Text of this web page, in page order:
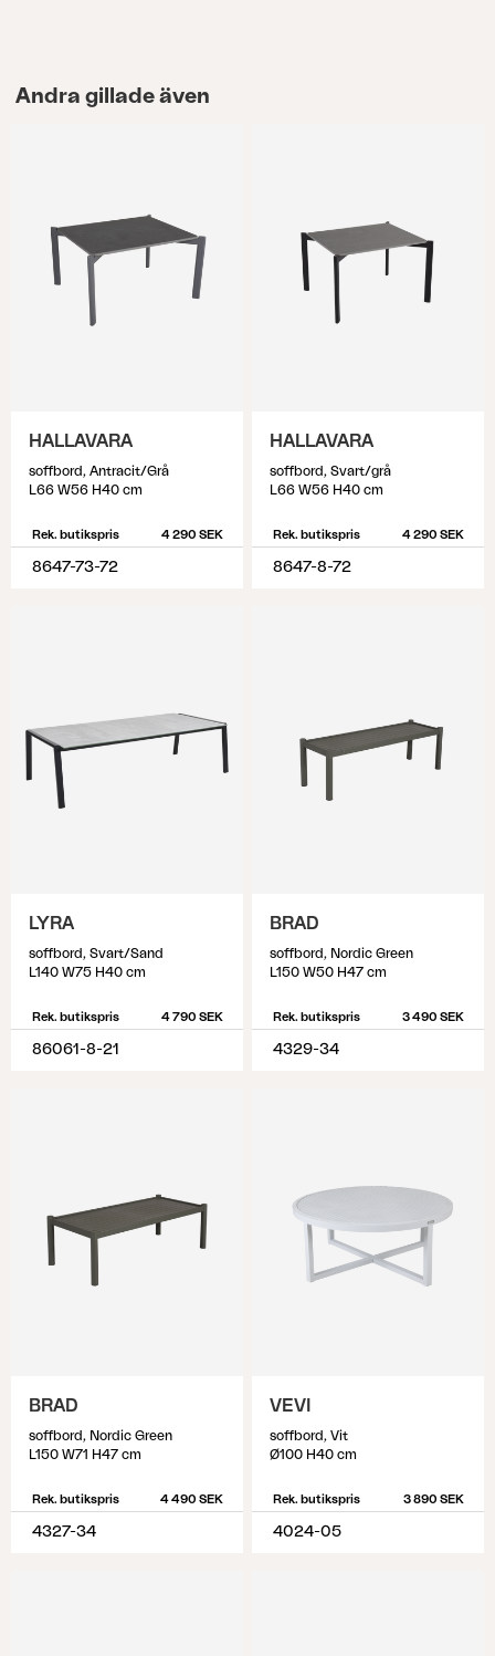
Andra gillade även
HALLAVARA
soffbord, Antracit/Grå
L66 W56 H40 cm
Rek. butikspris 4 290 SEK
8647-73-72
HALLAVARA
soffbord, Svart/grå
L66 W56 H40 cm
Rek. butikspris 4 290 SEK
8647-8-72
LYRA
soffbord, Svart/Sand
L140 W75 H40 cm
Rek. butikspris 4 790 SEK
86061-8-21
BRAD
soffbord, Nordic Green
L150 W50 H47 cm
Rek. butikspris 3 490 SEK
4329-34
BRAD
soffbord, Nordic Green
L150 W71 H47 cm
Rek. butikspris 4 490 SEK
4327-34
VEVI
soffbord, Vit
Ø100 H40 cm
Rek. butikspris 3 890 SEK
4024-05